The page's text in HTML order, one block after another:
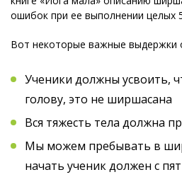
ошибок при ее выполнении целых
Вот некоторые важные выдержки
Ученики должны усвоить,
голову, это не ширшасана
Вся тяжесть тела должна
Мы можем пребывать в
начать ученик должен с